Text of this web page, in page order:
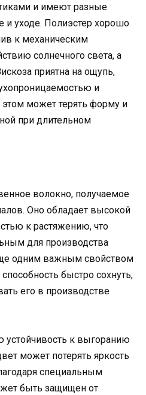
и имеют разные
и уходе. Полиэстер хорошо
к механическим
солнечного света, а
приятна на ощупь,
и
этом может терять форму и
при длительном
волокно, получаемое
Оно обладает высокой
к растяжению, что
для производства
одним важным свойством
быстро сохнуть,
его в производстве
устойчивость к выгоранию
может потерять яркость
специальным
быть защищен от